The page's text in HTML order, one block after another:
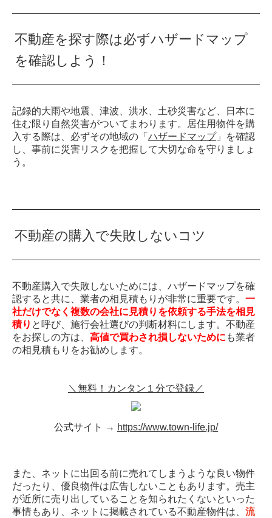
不動産を探す際は必ずハザードマップ
を確認しよう！
記録的大雨や地震、津波、洪水、土砂災害など、日本に
住む限り自然災害がついてまわります。居住用物件を購
入する際は、必ずその地域の「 ハザードマップ」を確認
し、事前に災害リスクを把握して大切な命を守りましょ
う。
不動産の購入で失敗しないコツ
不動産購入で失敗しないためには、ハザードマップを確
認すると共に、業者の相見積もりが非常に重要です。 一
社だけでなく複数の会社に見積りを依頼する手法を相見
積り と呼び、施行会社選びの判断材料にします。不動産
をお探しの方は、 高値で買わされ損しないために も業者
の相見積もりをお勧めします。
＼無料！カンタン１分で登録／
公式サイト → https://www.town-life.jp/
また、ネットに出回る前に売れてしまうような良い物件
だったり、優良物件は広告しないこともあります。売主
が近所に売り出していることを知られたくないといった
事情もあり、ネットに掲載されている不動産物件は、 流